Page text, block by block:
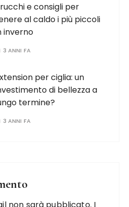
e consigli per
al caldo i più piccoli
inverno
3 ANNI FA
per ciglia: un
di bellezza a
termine?
3 ANNI FA
non sarà pubblicato. I